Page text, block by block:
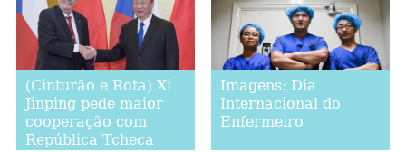
(Cinturão e Rota) Xi
Jinping pede maior
cooperação com
República Tcheca
Imagens: Dia
Internacional do
Enfermeiro